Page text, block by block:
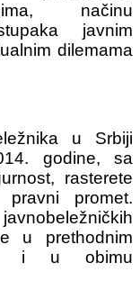
načinu
javnim
dilemama
u Srbiji
godine, sa
rasterete
promet.
u prethodnim
i u obimu